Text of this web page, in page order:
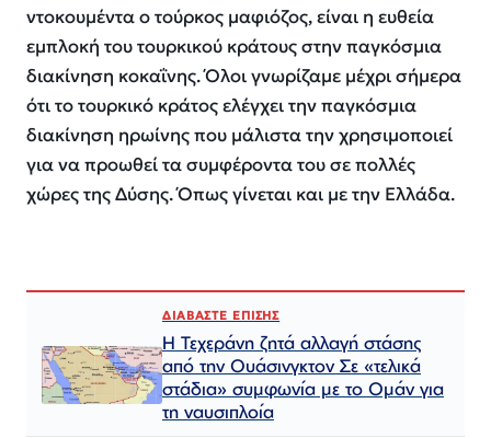
ντοκουμέντα ο τούρκος μαφιόζος, είναι η ευθεία
εμπλοκή του τουρκικού κράτους στην παγκόσμια
διακίνηση κοκαΐνης. Όλοι γνωρίζαμε μέχρι σήμερα
ότι το τουρκικό κράτος ελέγχει την παγκόσμια
διακίνηση ηρωίνης που μάλιστα την χρησιμοποιεί
για να προωθεί τα συμφέροντα του σε πολλές
χώρες της Δύσης. Όπως γίνεται και με την Ελλάδα.
ΔΙΑΒΑΣΤΕ ΕΠΙΣΗΣ
Η Τεχεράνη ζητά αλλαγή στάσης
από την Ουάσινγκτον Σε «τελικά
στάδια» συμφωνία με το Ομάν για
τη ναυσιπλοία